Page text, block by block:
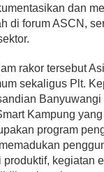
dan
di forum ASCN,
rakor tersebut
sekaligus Plt.
Kampung
program
produktif, kegiatan